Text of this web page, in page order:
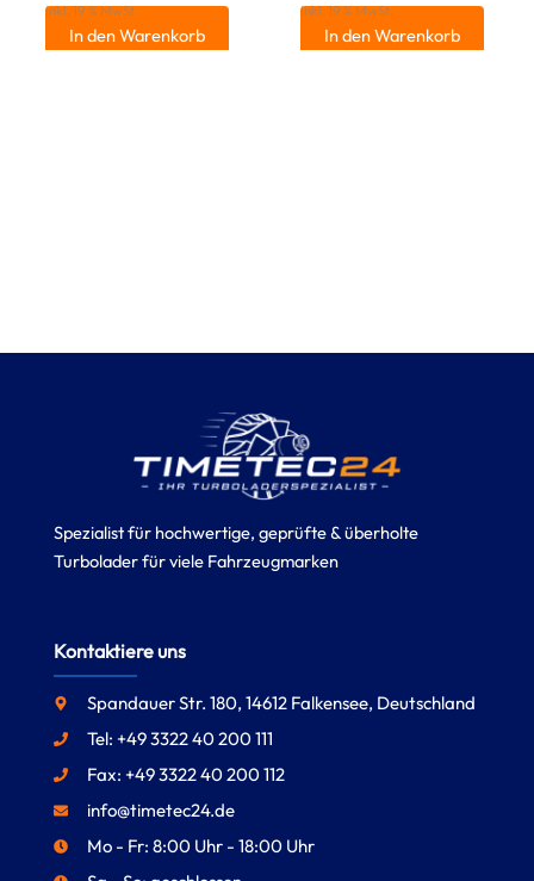
inkl. 19 % MwSt.
In den Warenkorb
inkl. 19 % MwSt.
In den Warenkorb
Spezialist für hochwertige, geprüfte & überholte
Turbolader für viele Fahrzeugmarken
Kontaktiere uns
Spandauer Str. 180, 14612 Falkensee, Deutschland
Tel: +49 3322 40 200 111
Fax: +49 3322 40 200 112
info@timetec24.de
Mo - Fr: 8:00 Uhr - 18:00 Uhr